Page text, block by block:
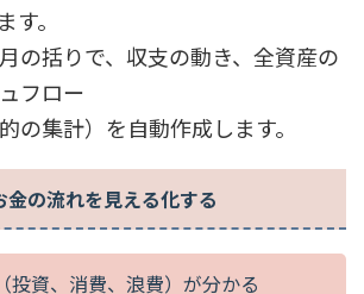
す。
の括りで、収支の動き、全資産の
フロー
の集計）を自動作成します。
金の流れを見える化する
投資、消費、浪費）が分かる